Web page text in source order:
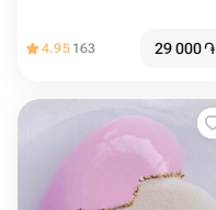
4.95 163 29 000֏